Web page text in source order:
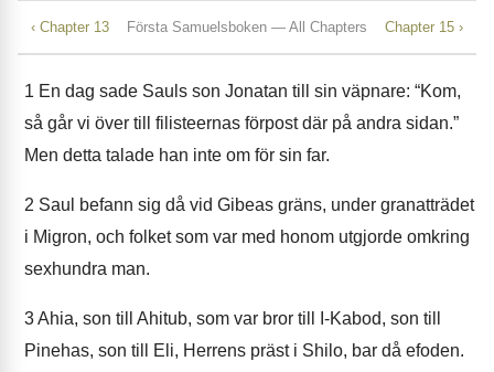
‹ Chapter 13 Första Samuelsboken — All Chapters Chapter 15 ›
1 En dag sade Sauls son Jonatan till sin väpnare: “Kom,
så går vi över till filisteernas förpost där på andra sidan.”
Men detta talade han inte om för sin far.
2 Saul befann sig då vid Gibeas gräns, under granatträdet
i Migron, och folket som var med honom utgjorde omkring
sexhundra man.
3Ahia, son till Ahitub, som var bror till I-Kabod, son till
Pinehas, son till Eli, Herrens präst i Shilo, bar då efoden.